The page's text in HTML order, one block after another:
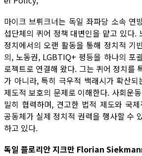
마이크 브뤼크너는 독일 좌파당 소속 연
섭단체의 퀴어 정책 대변인을 맡고 있다.
정치에서의 오랜 활동을 통해 정치적 기
의, 노동권, LGBTIQ+ 평등을 하나의 포
로젝트로 연결해 왔다. 그는 퀴어 정치를
가 아니라, 특히 극우적 백래시가 확산
제도적 보호의 문제로 이해한다. 사회운
밀히 협력하며, 견고한 법적 제도와 국
공동체가 실제 정치적 권력을 행사할 수
하고 있다.
독일 플로리안 지크만 Florian